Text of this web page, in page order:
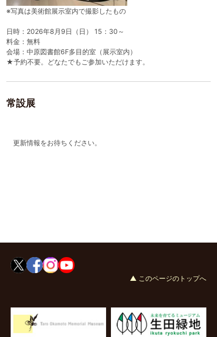
※写真は美術館展示室内で撮影したもの
日時：2026年8月9日（日） 15：30～
料金：無料
会場：中原図書館6F多目的室（展示室内）
★予約不要。どなたでもご参加いただけます。
常設展
更新情報をお待ちください。
▲ このページのトップへ